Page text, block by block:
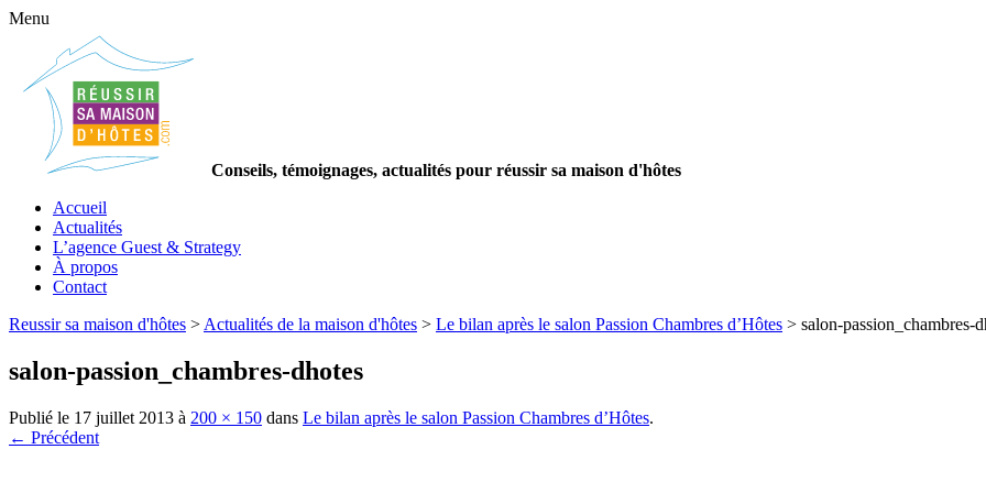
Menu
Conseils, témoignages, actualités pour réussir sa maison d'hôtes
Accueil
Actualités
L’agence Guest & Strategy
À propos
Contact
Reussir sa maison d'hôtes > Actualités de la maison d'hôtes > Le bilan après le salon Passion Chambres d’Hôtes > salon-passion_chambres-
salon-passion_chambres-dhotes
Publié le 17 juillet 2013 à 200 × 150 dans Le bilan après le salon Passion Chambres d’Hôtes.
← Précédent